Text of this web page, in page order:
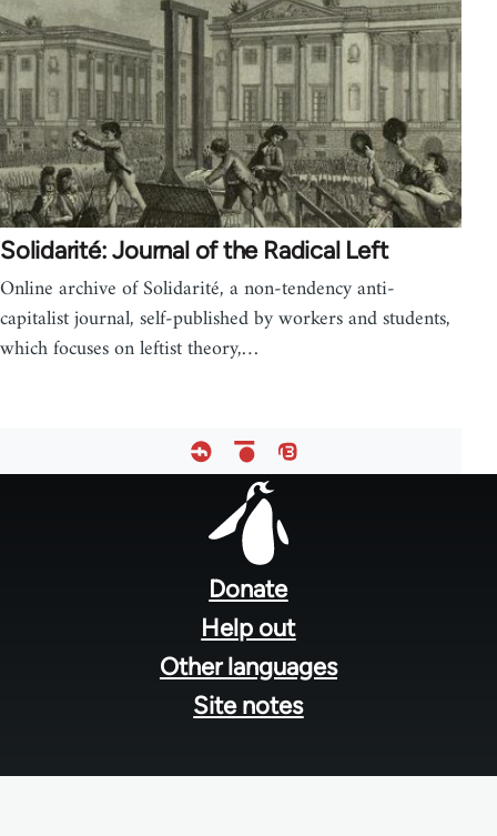
Solidarité: Journal of the Radical Left
Online archive of Solidarité, a non-tendency anti-
capitalist journal, self-published by workers and students,
which focuses on leftist theory,…
Donate
Help out
Other languages
Site notes